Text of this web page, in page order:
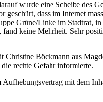
wurde eine Scheibe des
geschürt, dass im Internet
Grüne/Linke im Stadtrat,
keine Mehrheit. Sehr
Böckmann aus
rechte Gefahr informierte.
mit dem